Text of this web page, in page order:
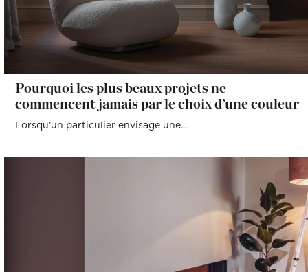
Pourquoi les plus beaux projets ne
commencent jamais par le choix d’une couleur
Lorsqu’un particulier envisage une...